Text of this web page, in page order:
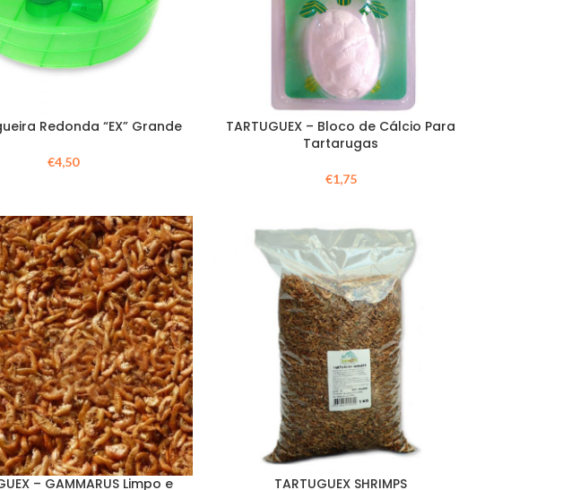
Redonda “EX” Grande
€4,50
TARTUGUEX – Bloco de Cálcio Para
Tartarugas
€1,75
– GAMMARUS Limpo e TARTUGUEX SHRIMPS